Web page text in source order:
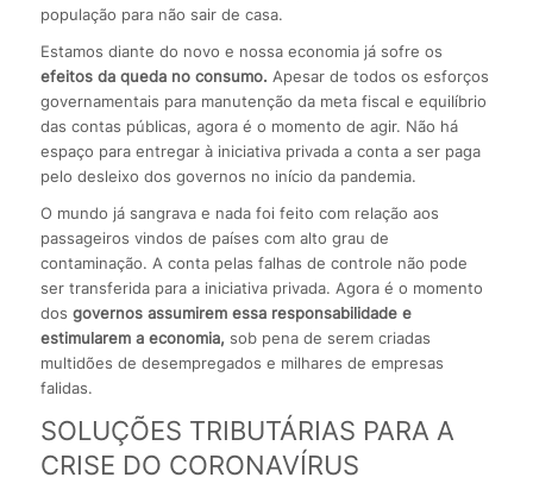
população para não sair de casa.
Estamos diante do novo e nossa economia já sofre os
efeitos da queda no consumo. Apesar de todos os esforços
governamentais para manutenção da meta fiscal e equilíbrio
das contas públicas, agora é o momento de agir. Não há
espaço para entregar à iniciativa privada a conta a ser paga
pelo desleixo dos governos no início da pandemia.
O mundo já sangrava e nada foi feito com relação aos
passageiros vindos de países com alto grau de
contaminação. A conta pelas falhas de controle não pode
ser transferida para a iniciativa privada. Agora é o momento
dos governos assumirem essa responsabilidade e
estimularem a economia, sob pena de serem criadas
multidões de desempregados e milhares de empresas
falidas.
SOLUÇÕES TRIBUTÁRIAS PARA A
CRISE DO CORONAVÍRUS